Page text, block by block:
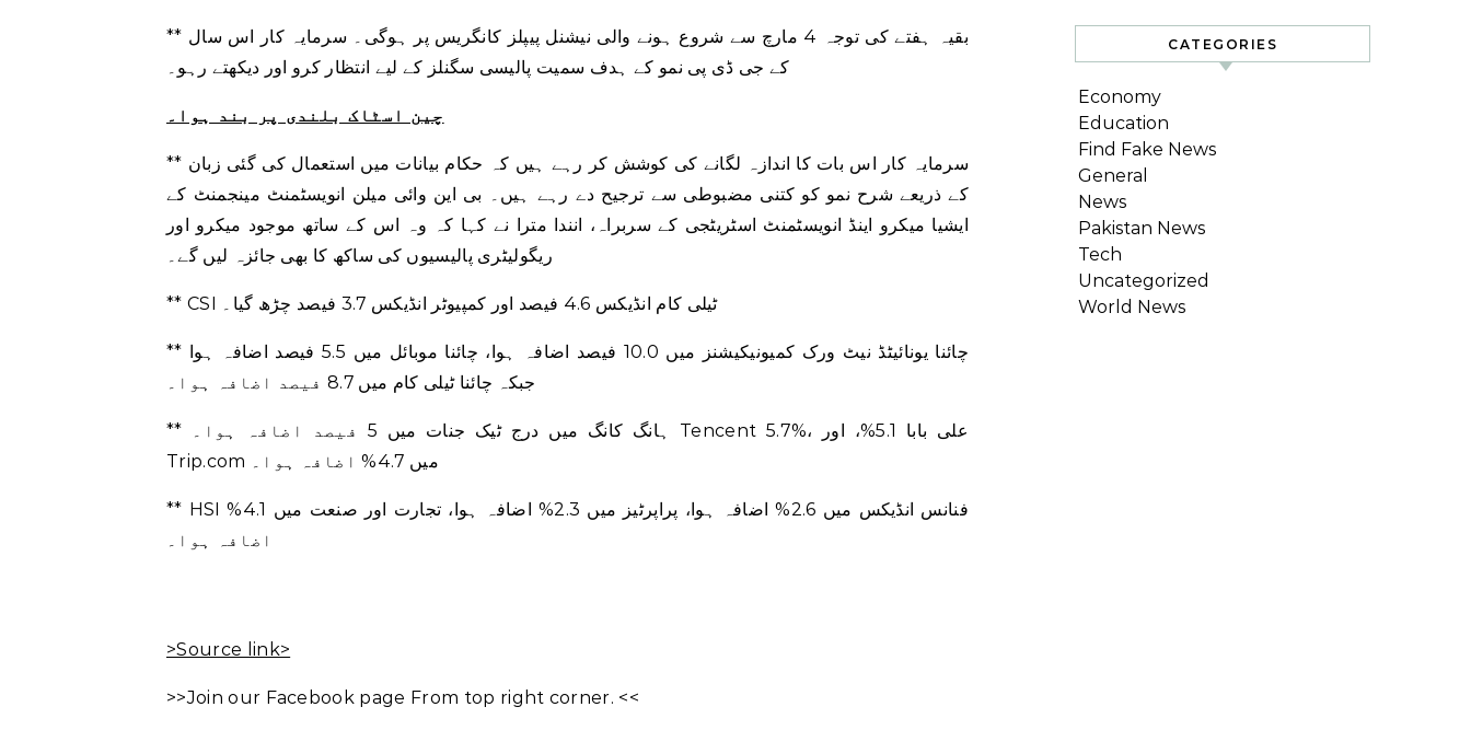
** بقیہ ہفتے کی توجہ 4 مارچ سے شروع ہونے والی نیشنل پیپلز کانگریس پر ہوگی۔ سرمایہ کار اس سال
کے جی ڈی پی نمو کے ہدف سمیت پالیسی سگنلز کے لیے انتظار کرو اور دیکھتے رہو۔
چین اسٹاک بلندی پر بند ہوا۔
** سرمایہ کار اس بات کا اندازہ لگانے کی کوشش کر رہے ہیں کہ حکام بیانات میں استعمال کی گئی زبان
کے ذریعے شرح نمو کو کتنی مضبوطی سے ترجیح دے رہے ہیں۔ بی این وائی میلن انویسٹمنٹ مینجمنٹ کے
ایشیا میکرو اینڈ انویسٹمنٹ اسٹریٹجی کے سربراہ، انندا مترا نے کہا کہ وہ اس کے ساتھ موجود میکرو اور
ریگولیٹری پالیسیوں کی ساکھ کا بھی جائزہ لیں گے۔
** CSI ٹیلی کام انڈیکس 4.6 فیصد اور کمپیوٹر انڈیکس 3.7 فیصد چڑھ گیا۔
** چائنا یونائیٹڈ نیٹ ورک کمیونیکیشنز میں 10.0 فیصد اضافہ ہوا، چائنا موبائل میں 5.5 فیصد اضافہ ہوا
جبکہ چائنا ٹیلی کام میں 8.7 فیصد اضافہ ہوا۔
** ہانگ کانگ میں درج ٹیک جنات میں 5 فیصد اضافہ ہوا۔ Tencent 5.7%، علی بابا 5.1%، اور
Trip.com میں 4.7% اضافہ ہوا۔
** HSI فنانس انڈیکس میں 2.6% اضافہ ہوا، پراپرٹیز میں 2.3% اضافہ ہوا، تجارت اور صنعت میں 4.1%
اضافہ ہوا۔
>Source link>
>>Join our Facebook page From top right corner. <<
CATEGORIES
Economy
Education
Find Fake News
General
News
Pakistan News
Tech
Uncategorized
World News